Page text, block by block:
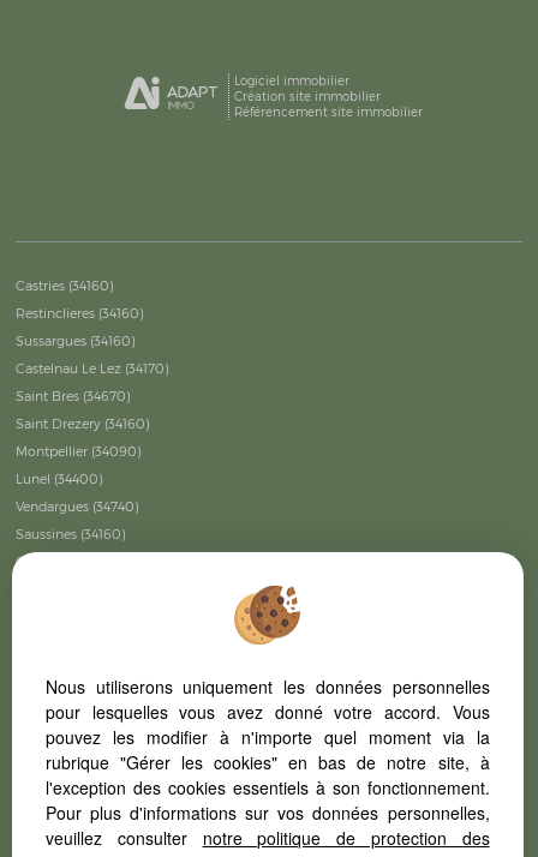
Logiciel immobilier
Création site immobilier
Référencement site immobilier
Castries (34160)
Restinclieres (34160)
Sussargues (34160)
Castelnau Le Lez (34170)
Saint Bres (34670)
Saint Drezery (34160)
Montpellier (34090)
Lunel (34400)
Vendargues (34740)
Saussines (34160)
Galargues (34160)
Baillargues (34670)
Montpellier (34000)
Vacquieres (34270)
Les Matelles (34270)
Villetelle (34400)
Vivre à Castries
Nous utiliserons uniquement les données personnelles
pour lesquelles vous avez donné votre accord. Vous
pouvez les modifier à n'importe quel moment via la
rubrique "Gérer les cookies" en bas de notre site, à
l'exception des cookies essentiels à son fonctionnement.
Pour plus d'informations sur vos données personnelles,
veuillez consulter notre politique de protection des